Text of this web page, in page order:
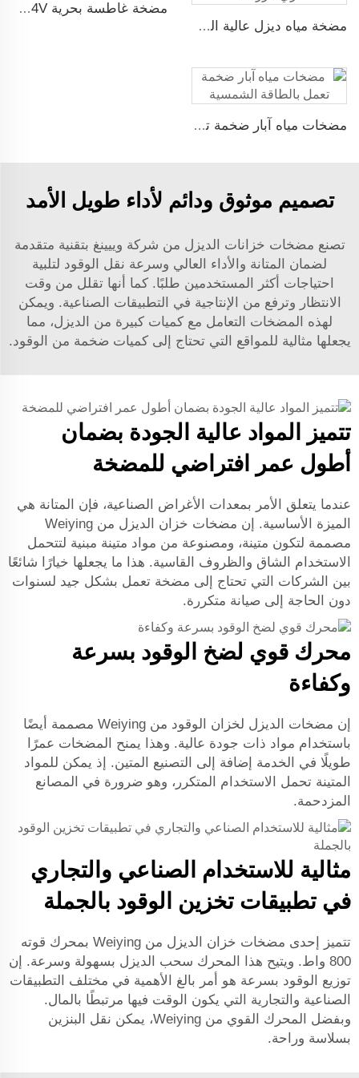
مضخة مياه ديزل عالية الضغط متداولة حديثة البيع لري الزراعة
مضخة غاطسة بحرية 12/24V لتصريف المياه
مضخات مياه آبار ضخمة تعمل بالطاقة الشمسية
تصميم موثوق ودائم لأداء طويل الأمد
تصنع مضخات خزانات الديزل من شركة وييينغ بتقنية متقدمة
لضمان المتانة والأداء العالي وسرعة نقل الوقود لتلبية
احتياجات أكثر المستخدمين طلبًا. كما أنها تقلل من وقت
الانتظار وترفع من الإنتاجية في التطبيقات الصناعية. ويمكن
لهذه المضخات التعامل مع كميات كبيرة من الديزل، مما
يجعلها مثالية للمواقع التي تحتاج إلى كميات ضخمة من الوقود.
تتميز المواد عالية الجودة بضمان
أطول عمر افتراضي للمضخة
عندما يتعلق الأمر بمعدات الأغراض الصناعية، فإن المتانة هي
الميزة الأساسية. إن مضخات خزان الديزل من Weiying
مصممة لتكون متينة، ومصنوعة من مواد متينة مبنية لتتحمل
الاستخدام الشاق والظروف القاسية. هذا ما يجعلها خيارًا شائعًا
بين الشركات التي تحتاج إلى مضخة تعمل بشكل جيد لسنوات
دون الحاجة إلى صيانة متكررة.
محرك قوي لضخ الوقود بسرعة
وكفاءة
إن مضخات الديزل لخزان الوقود من Weiying مصممة أيضًا
باستخدام مواد ذات جودة عالية. وهذا يمنح المضخات عمرًا
طويلًا في الخدمة إضافة إلى التصنيع المتين. إذ يمكن للمواد
المتينة تحمل الاستخدام المتكرر، وهو ضرورة في المصانع
المزدحمة.
مثالية للاستخدام الصناعي والتجاري
في تطبيقات تخزين الوقود بالجملة
تتميز إحدى مضخات خزان الديزل من Weiying بمحرك قوته
800 واط. ويتيح هذا المحرك سحب الديزل بسهولة وسرعة. إن
توزيع الوقود بسرعة هو أمر بالغ الأهمية في مختلف التطبيقات
الصناعية والتجارية التي يكون الوقت فيها مرتبطًا بالمال.
وبفضل المحرك القوي من Weiying، يمكن نقل البنزين
بسلاسة وراحة.